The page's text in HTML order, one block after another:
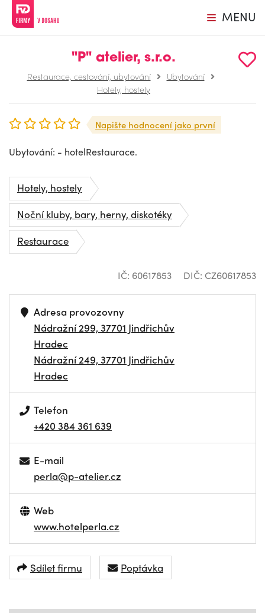
MENU
"P" atelier, s.r.o.
Restaurace, cestování, ubytování
Ubytování
Hotely, hostely
Napište hodnocení jako první
Ubytování: - hotelRestaurace.
Hotely, hostely
Noční kluby, bary, herny, diskotéky
Restaurace
IČ: 60617853 DIČ: CZ60617853
Adresa provozovny
Nádražní 299, 37701 Jindřichův
Hradec
Nádražní 249, 37701 Jindřichův
Hradec
Telefon
+420 384 361 639
E-mail
perla@p-atelier.cz
Web
www.hotelperla.cz
Sdílet firmu Poptávka